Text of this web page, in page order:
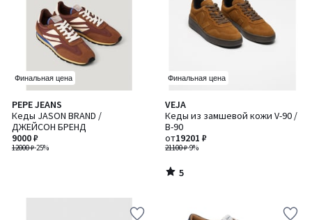
Финальная цена
PEPE JEANS
Кеды JASON BRAND /
ДЖЕЙСОН БРЕНД
12000 ₽-25%
9000 ₽
Финальная цена
VEJA
Кеды из замшевой кожи V-90 /
В-90
21100 ₽-9%
от19201 ₽
5
/
5
5
/